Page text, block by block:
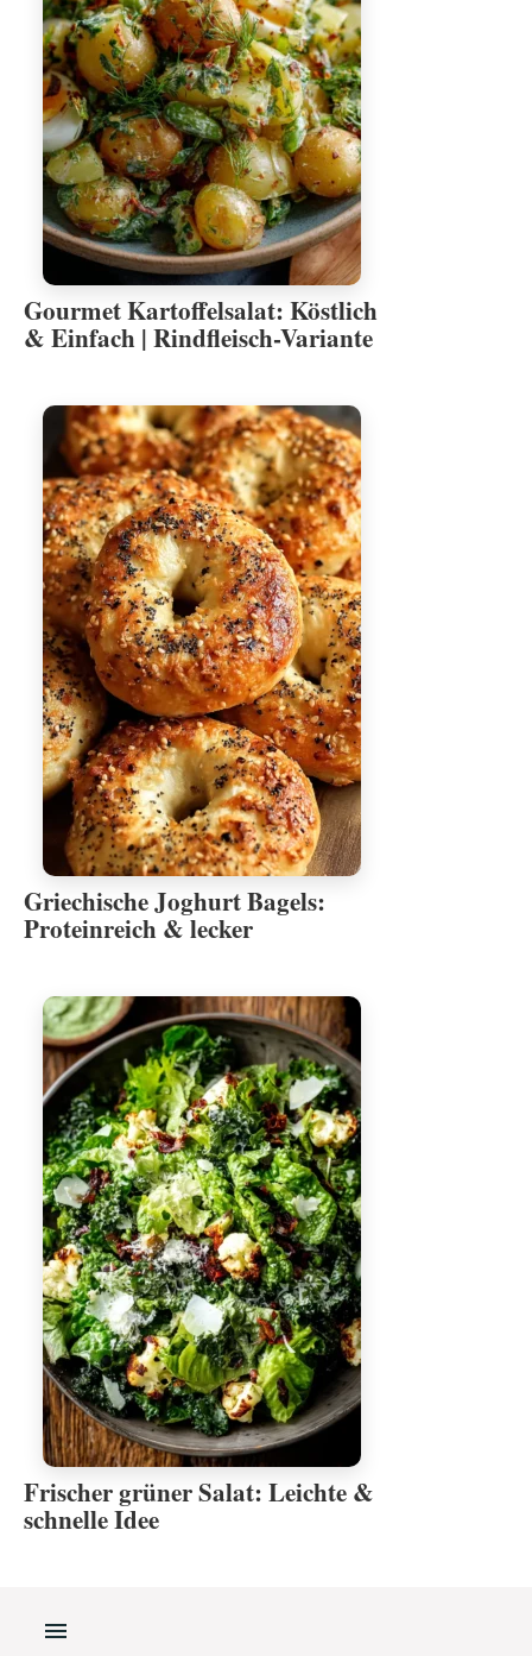
Gourmet Kartoffelsalat: Köstlich
& Einfach | Rindfleisch-Variante
Griechische Joghurt Bagels:
Proteinreich & lecker
Frischer grüner Salat: Leichte &
schnelle Idee